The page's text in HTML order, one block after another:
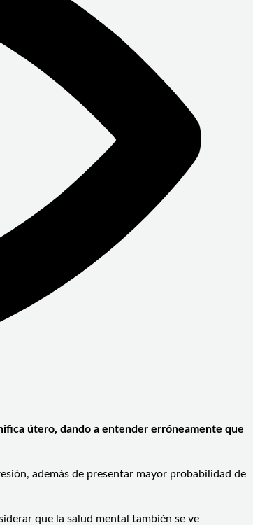
útero, dando a entender erróneamente que
además de presentar mayor probabilidad de
que la salud mental también se ve